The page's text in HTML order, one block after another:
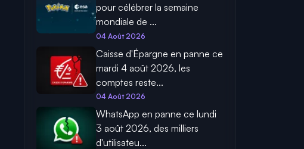
pour célébrer la semaine
mondiale de ...
04 Août 2026
Caisse d'Épargne en panne ce
mardi 4 août 2026, les
comptes reste...
04 Août 2026
WhatsApp en panne ce lundi
3 août 2026, des milliers
d'utilisateu...